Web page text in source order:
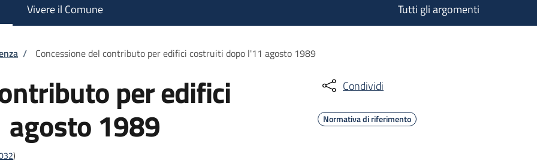
Vivere il Comune Tutti gli argomenti
/ Concessione del contributo per edifici costruiti dopo l'11 agosto 1989
per edifici
1989
)
Condividi
Normativa di riferimento